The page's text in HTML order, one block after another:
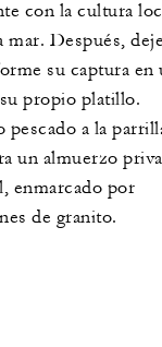
con la cultura
mar. Después,
su captura en
propio platillo.
a la
un almuerzo
enmarcado por
de granito.